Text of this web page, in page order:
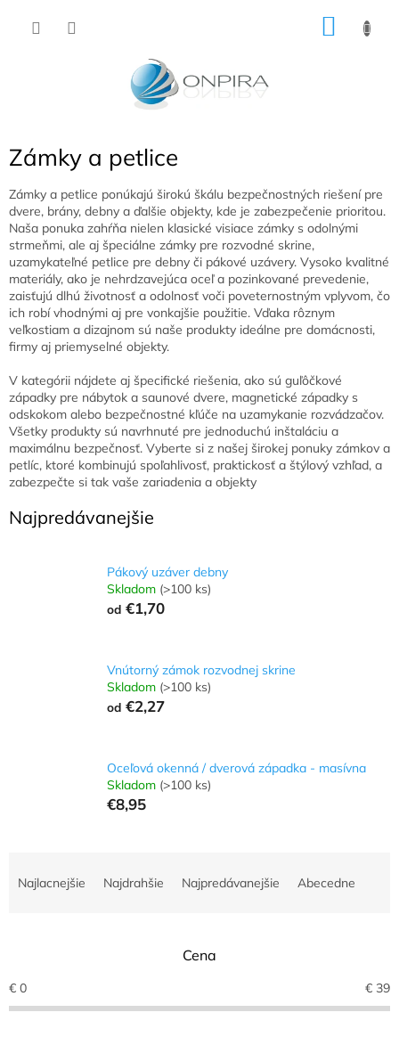
Zámky a petlice
Zámky a petlice ponúkajú širokú škálu bezpečnostných riešení pre
dvere, brány, debny a ďalšie objekty, kde je zabezpečenie prioritou.
Naša ponuka zahŕňa nielen klasické visiace zámky s odolnými
strmeňmi, ale aj špeciálne zámky pre rozvodné skrine,
uzamykateľné petlice pre debny či pákové uzávery. Vysoko kvalitné
materiály, ako je nehrdzavejúca oceľ a pozinkované prevedenie,
zaisťujú dlhú životnosť a odolnosť voči poveternostným vplyvom, čo
ich robí vhodnými aj pre vonkajšie použitie. Vďaka rôznym
veľkostiam a dizajnom sú naše produkty ideálne pre domácnosti,
firmy aj priemyselné objekty.
V kategórii nájdete aj špecifické riešenia, ako sú guľôčkové
západky pre nábytok a saunové dvere, magnetické západky s
odskokom alebo bezpečnostné kľúče na uzamykanie rozvádzačov.
Všetky produkty sú navrhnuté pre jednoduchú inštaláciu a
maximálnu bezpečnosť. Vyberte si z našej širokej ponuky zámkov a
petlíc, ktoré kombinujú spoľahlivosť, praktickosť a štýlový vzhľad, a
zabezpečte si tak vaše zariadenia a objekty
Najpredávanejšie
Pákový uzáver debny
Skladom (>100 ks)
od €1,70
Vnútorný zámok rozvodnej skrine
Skladom (>100 ks)
od €2,27
Oceľová okenná / dverová západka - masívna
Skladom (>100 ks)
€8,95
e
p
r
Najlacnejšie Najdrahšie Najpredávanejšie Abecedne
Cena
€ 0 € 39